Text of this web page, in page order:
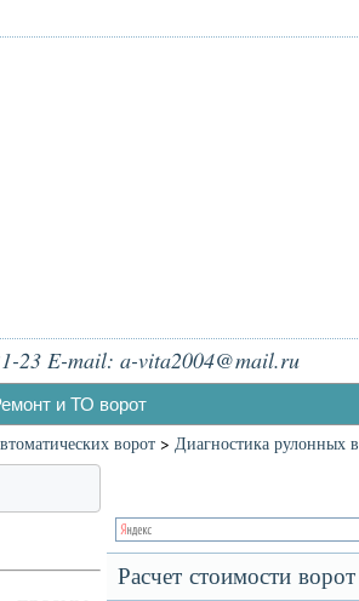
23 E-mail: a-vita2004@mail.ru
и ТО ворот
ворот> Диагностика рулонных
Расчет стоимости ворот